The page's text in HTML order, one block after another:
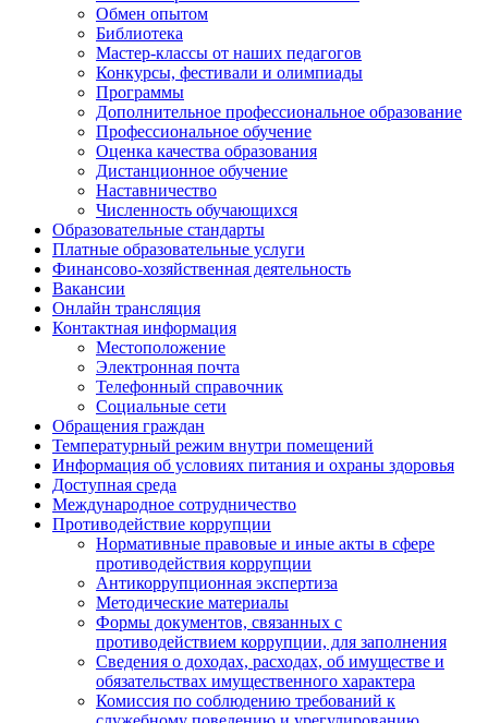
Обмен опытом
Библиотека
Мастер-классы от наших педагогов
Конкурсы, фестивали и олимпиады
Программы
Дополнительное профессиональное образование
Профессиональное обучение
Оценка качества образования
Дистанционное обучение
Наставничество
Численность обучающихся
Образовательные стандарты
Платные образовательные услуги
Финансово-хозяйственная деятельность
Вакансии
Онлайн трансляция
Контактная информация
Местоположение
Электронная почта
Телефонный справочник
Социальные сети
Обращения граждан
Температурный режим внутри помещений
Информация об условиях питания и охраны здоровья
Доступная среда
Международное сотрудничество
Противодействие коррупции
Нормативные правовые и иные акты в сфере
противодействия коррупции
Антикоррупционная экспертиза
Методические материалы
Формы документов, связанных с
противодействием коррупции, для заполнения
Сведения о доходах, расходах, об имуществе и
обязательствах имущественного характера
Комиссия по соблюдению требований к